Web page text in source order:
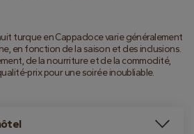
turque en Cappadoce varie généralement
en fonction de la saison et des inclusions.
de la nourriture et de la commodité,
prix pour une soirée inoubliable.